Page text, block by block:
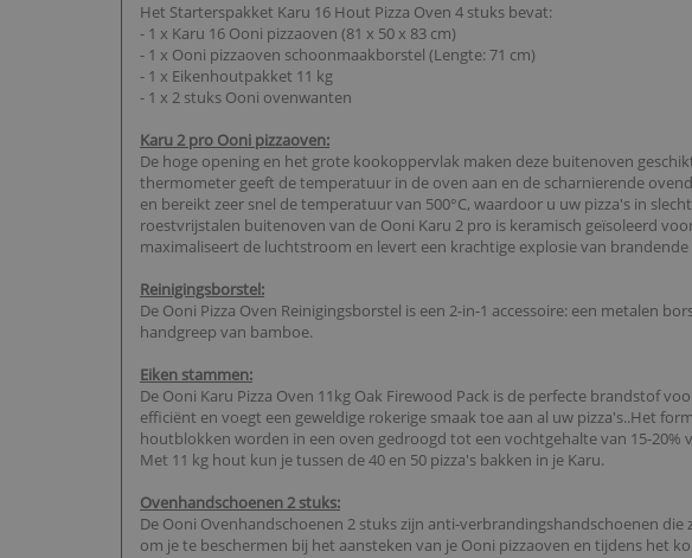
Het Starterspakket Karu 16 Hout Pizza Oven 4 stuks bevat:
- 1 x Karu 16 Ooni pizzaoven (81 x 50 x 83 cm)
- 1 x Ooni pizzaoven schoonmaakborstel (Lengte: 71 cm)
- 1 x Eikenhoutpakket 11 kg
- 1 x 2 stuks Ooni ovenwanten
Karu 2 pro Ooni pizzaoven:
De hoge opening en het grote kookoppervlak maken deze buitenoven
thermometer geeft de temperatuur in de oven aan en de scharnierende
en bereikt zeer snel de temperatuur van 500°C, waardoor u uw pizza's in
roestvrijstalen buitenoven van de Ooni Karu 2 pro is keramisch geïsoleerd
maximaliseert de luchtstroom en levert een krachtige explosie van
Reinigingsborstel:
De Ooni Pizza Oven Reinigingsborstel is een 2-in-1 accessoire: een metalen
handgreep van bamboe.
Eiken stammen:
De Ooni Karu Pizza Oven 11kg Oak Firewood Pack is de perfecte brandstof
efficiënt en voegt een geweldige rokerige smaak toe aan al uw pizza's..Het
houtblokken worden in een oven gedroogd tot een vochtgehalte van 15-
Met 11 kg hout kun je tussen de 40 en 50 pizza's bakken in je Karu.
Ovenhandschoenen 2 stuks:
De Ooni Ovenhandschoenen 2 stuks zijn anti-verbrandingshandschoenen
om je te beschermen bij het aansteken van je Ooni pizzaoven en tijdens het